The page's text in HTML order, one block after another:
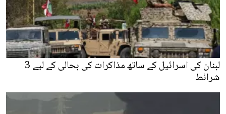
لبنان کی اسرائیل کے ساتھ مذاکرات کی بحالی کے لیے 3
شرائط